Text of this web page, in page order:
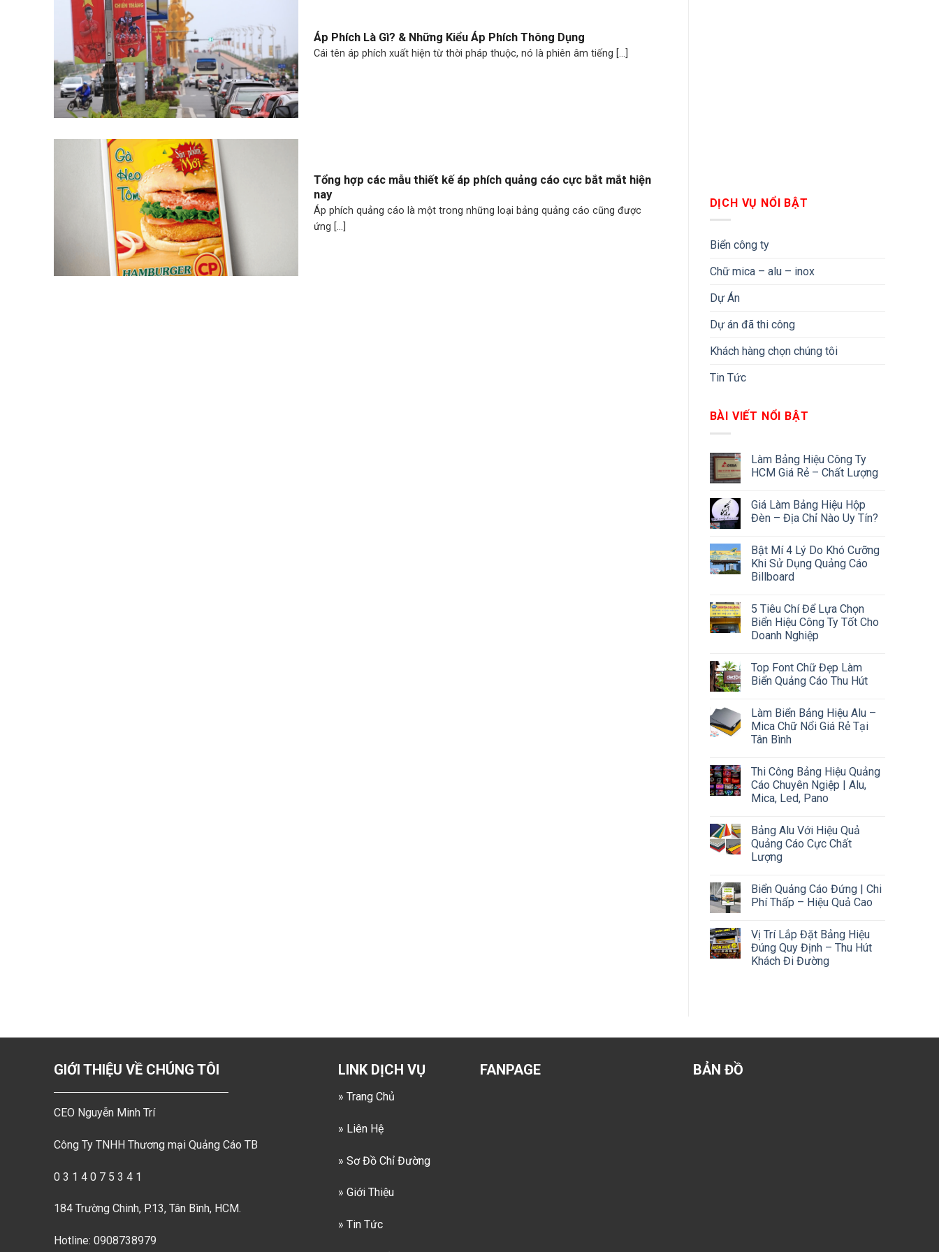
Áp Phích Là Gì? & Những Kiểu Áp Phích Thông Dụng
Cái tên áp phích xuất hiện từ thời pháp thuộc, nó là phiên âm tiếng [...]
Tổng hợp các mẫu thiết kế áp phích quảng cáo cực bắt mắt hiện
nay
Áp phích quảng cáo là một trong những loại bảng quảng cáo cũng được
ứng [...]
DỊCH VỤ NỔI BẬT
Biển công ty
Chữ mica – alu – inox
Dự Án
Dự án đã thi công
Khách hàng chọn chúng tôi
Tin Tức
BÀI VIẾT NỔI BẬT
Làm Bảng Hiệu Công Ty
HCM Giá Rẻ – Chất Lượng
Giá Làm Bảng Hiệu Hộp
Đèn – Địa Chỉ Nào Uy Tín?
Bật Mí 4 Lý Do Khó Cưỡng
Khi Sử Dụng Quảng Cáo
Billboard
5 Tiêu Chí Để Lựa Chọn
Biển Hiệu Công Ty Tốt Cho
Doanh Nghiệp
Top Font Chữ Đẹp Làm
Biển Quảng Cáo Thu Hút
Làm Biển Bảng Hiệu Alu –
Mica Chữ Nổi Giá Rẻ Tại
Tân Bình
Thi Công Bảng Hiệu Quảng
Cáo Chuyên Ngiệp | Alu,
Mica, Led, Pano
Bảng Alu Với Hiệu Quả
Quảng Cáo Cực Chất
Lượng
Biển Quảng Cáo Đứng | Chi
Phí Thấp – Hiệu Quả Cao
Vị Trí Lắp Đặt Bảng Hiệu
Đúng Quy Định – Thu Hút
Khách Đi Đường
GIỚI THIỆU VỀ CHÚNG TÔI
CEO Nguyễn Minh Trí
Công Ty TNHH Thương mại Quảng Cáo TB
0 3 1 4 0 7 5 3 4 1
184 Trường Chinh, P.13, Tân Bình, HCM.
Hotline: 0908738979
LINK DỊCH VỤ
» Trang Chủ
» Liên Hệ
» Sơ Đồ Chỉ Đường
» Giới Thiệu
» Tin Tức
FANPAGE BẢN ĐỒ